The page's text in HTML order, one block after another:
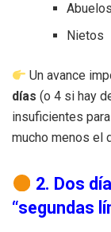
Abuelos
Nietos
Un avance
días (o 4 si hay
insuficientes
mucho menos el
2. Dos
“segundas